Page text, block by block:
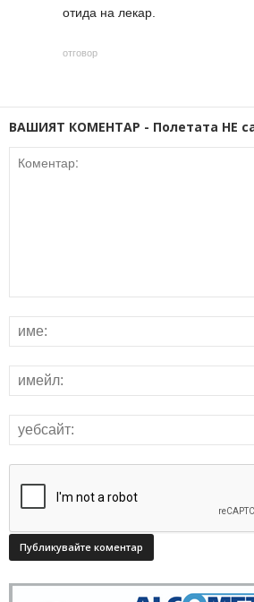
отида на лекар.
отговор
ВАШИЯТ КОМЕНТАР - Полетата НЕ